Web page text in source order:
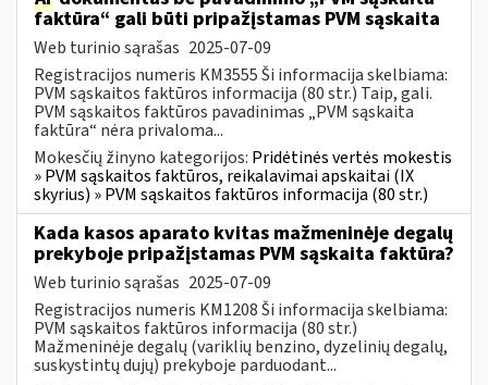
faktūra“ gali būti pripažįstamas PVM sąskaita
Web turinio sąrašas 2025-07-09
Registracijos numeris KM3555 Ši informacija skelbiama:
PVM sąskaitos faktūros informacija (80 str.) Taip, gali.
PVM sąskaitos faktūros pavadinimas „PVM sąskaita
faktūra“ nėra privaloma...
Mokesčių žinyno kategorijos: Pridėtinės vertės mokestis
» PVM sąskaitos faktūros, reikalavimai apskaitai (IX
skyrius) » PVM sąskaitos faktūros informacija (80 str.)
Kada kasos aparato kvitas mažmeninėje degalų
prekyboje pripažįstamas PVM sąskaita faktūra?
Web turinio sąrašas 2025-07-09
Registracijos numeris KM1208 Ši informacija skelbiama:
PVM sąskaitos faktūros informacija (80 str.)
Mažmeninėje degalų (variklių benzino, dyzelinių degalų,
suskystintų dujų) prekyboje parduodant...